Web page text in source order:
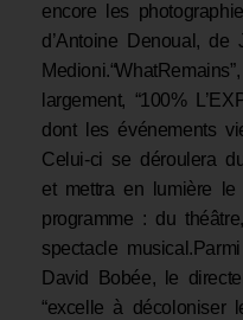
encore les
d’Antoine Denoual,
largement, “100%
dont les événements
Celui-ci se déroulera
et mettra en lumière le
programme : du
spectacle
David Bobée, le
“excelle à décoloniser